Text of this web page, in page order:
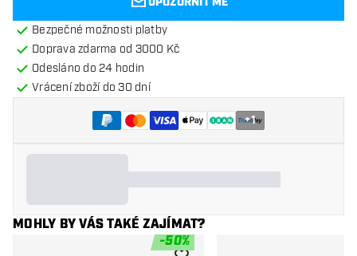
Bezpečné možnosti platby
Doprava zdarma od 3000 Kč
Odesláno do 24 hodin
Vrácení zboží do 30 dní
+1
MOHLY BY VÁS TAKÉ ZAJÍMAT?
-50%